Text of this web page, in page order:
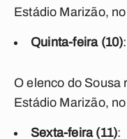
Estádio Marizão,
Quinta-feira (10):
O elenco do Sousa
Estádio Marizão,
Sexta-feira (11):